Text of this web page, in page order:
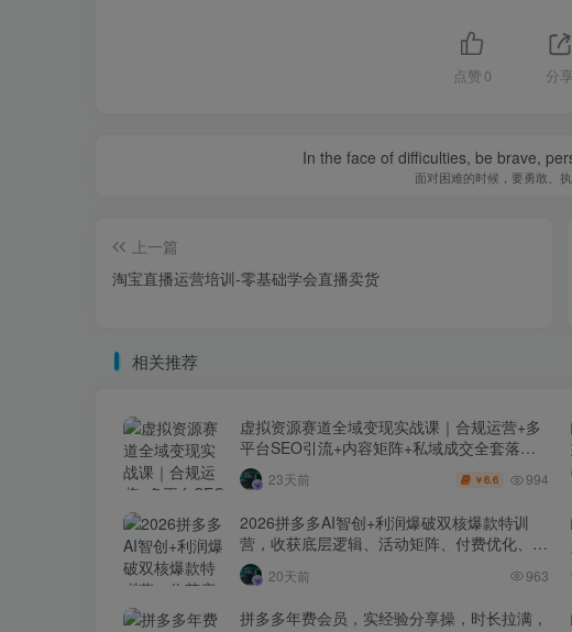
点赞 0 分享
In the face of difficulties, be brave,
面对困难的时候，要勇敢、
上一篇
淘宝直播运营培训-零基础学会直播卖货
相关推荐
虚拟资源赛道全域变现实战课｜合规运营+多
平台SEO引流+内容矩阵+私域成交全套落地
玩法
23天前 ￥6.6 994
2026拼多多AI智创+利润爆破双核爆款特训
营，收获底层逻辑、活动矩阵、付费优化、0-
1打爆SOP
20天前 963
拼多多年费会员，实经验分享操，时长拉满，